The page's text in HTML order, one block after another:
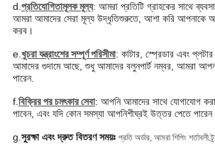
d.প্রতিযোগিতামূলক মূল্য: আমরা প্রতিটি গ্রাহকের সাথে
আমরা আমাদের সেরা মূল্য উদ্ধৃতিশুরুতে, আশা করি আপনাকে
করব।
e.খুচরা যন্ত্রাংশের সম্পূর্ণ পরিসীমা: কাটার, স্প্রেডার এবং
আমাদের গুদামে আছে, শুধু আমাদের বলুনপার্ট নম্বর, আমরা
পারেন.
f.বিক্রির পর চমৎকার সেবা: আপনি আমাদের সাথে যোগাযোগ
পাবেন, এবং যদি কোন সমস্যা আপনিশীঘ্রই উত্তর পেতে
g.সুরক্ষা এবং দ্রুত বিতরণ সময়ঃ প্রতি অর্ডার, আমরা শিপিং শর্তাবলী